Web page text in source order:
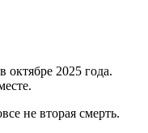
2025 года.
не вторая смерть.